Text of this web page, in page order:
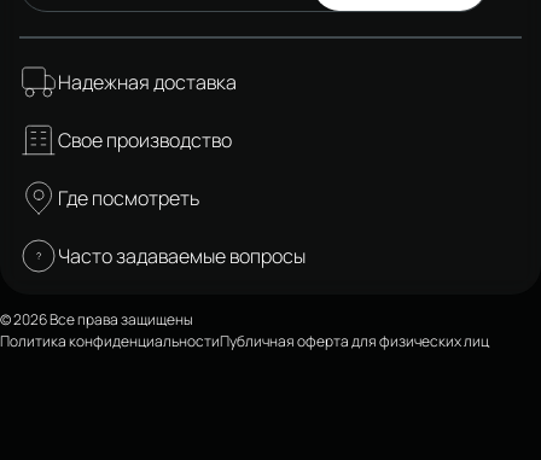
Надежная доставка
Свое производство
Где посмотреть
Часто задаваемые вопросы
© 2026 Все права защищены
Политика конфиденциальностиПубличная оферта для физических лиц